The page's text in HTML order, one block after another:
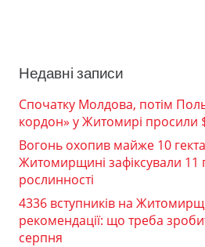
Недавні записи
Спочатку Молдова, потім
кордон» у Житомирі просили
Вогонь охопив майже 10
Житомирщині зафіксували 11
рослинності
4336 вступників на
рекомендації: що треба
серпня